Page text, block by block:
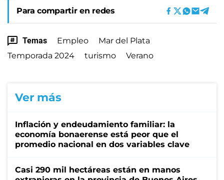
Para compartir en redes
Temas Empleo
Mar del Plata
Temporada 2024
turismo Verano
Ver más
Inflación y endeudamiento familiar: la
economía bonaerense está peor que el
promedio nacional en dos variables clave
Casi 290 mil hectáreas están en manos